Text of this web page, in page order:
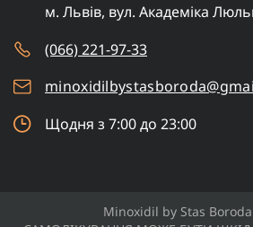
м. Львів, вул. Академіка
(066) 221-97-33
Щодня з 7:00 до 23:00
Minoxidil by Stas